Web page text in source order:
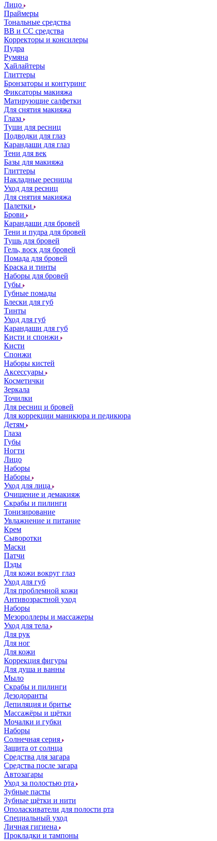
Лицо
Праймеры
Тональные средства
ВВ и СС средства
Корректоры и консилеры
Пудра
Румяна
Хайлайтеры
Глиттеры
Бронзаторы и контуринг
Фиксаторы макияжа
Матирующие салфетки
Для снятия макияжа
Глаза
Туши для ресниц
Подводки для глаз
Карандаши для глаз
Тени для век
Базы для макияжа
Глиттеры
Накладные ресницы
Уход для ресниц
Для снятия макияжа
Палетки
Брови
Карандаши для бровей
Тени и пудра для бровей
Тушь для бровей
Гель, воск для бровей
Помада для бровей
Краска и тинты
Наборы для бровей
Губы
Губные помады
Блески для губ
Тинты
Уход для губ
Карандаши для губ
Кисти и спонжи
Кисти
Спонжи
Наборы кистей
Аксессуары
Косметички
Зеркала
Точилки
Для ресниц и бровей
Для коррекции маникюра и педикюра
Детям
Глаза
Губы
Ногти
Лицо
Наборы
Наборы
Уход для лица
Очищение и демакияж
Скрабы и пилинги
Тонизирование
Увлажнение и питание
Крем
Сыворотки
Маски
Патчи
Пэды
Для кожи вокруг глаз
Уход для губ
Для проблемной кожи
Антивозрастной уход
Наборы
Мезороллеры и массажеры
Уход для тела
Для рук
Для ног
Для кожи
Коррекция фигуры
Для душа и ванны
Мыло
Скрабы и пилинги
Дезодоранты
Депиляция и бритье
Массажёры и щётки
Мочалки и губки
Наборы
Солнечная серия
Защита от солнца
Средства для загара
Средства после загара
Автозагары
Уход за полостью рта
Зубные пасты
Зубные щётки и нити
Ополаскиватели для полости рта
Специальный уход
Личная гигиена
Прокладки и тампоны